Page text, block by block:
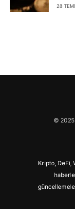
28
© 2025
Kripto, DeFi,